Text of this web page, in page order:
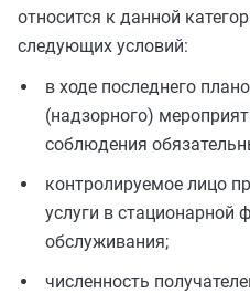
относится к данной
следующих условий:
в ходе последнего
(надзорного)
соблюдения
контролируемое лицо
услуги в стационарной
обслуживания;
численность